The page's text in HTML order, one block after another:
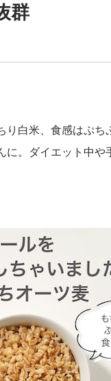
群
白米、食感はぷ
。ダイエット中